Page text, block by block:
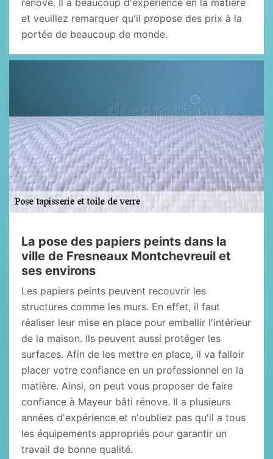
rénove. Il a beaucoup d'expérience en la matière
et veuillez remarquer qu'il propose des prix à la
portée de beaucoup de monde.
La pose des papiers peints dans la
ville de Fresneaux Montchevreuil et
ses environs
Les papiers peints peuvent recouvrir les
structures comme les murs. En effet, il faut
réaliser leur mise en place pour embellir l'intérieur
de la maison. Ils peuvent aussi protéger les
surfaces. Afin de les mettre en place, il va falloir
placer votre confiance en un professionnel en la
matière. Ainsi, on peut vous proposer de faire
confiance à Mayeur bâti rénove. Il a plusieurs
années d'expérience et n'oubliez pas qu'il a tous
les équipements appropriés pour garantir un
travail de bonne qualité.